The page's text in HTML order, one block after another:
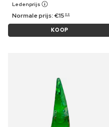
Ledenprijs
Normale prijs:€15 69
KOOP